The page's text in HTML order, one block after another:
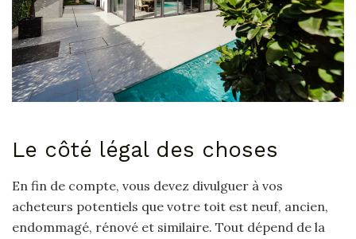
Le côté légal des choses
En fin de compte, vous devez divulguer à vos
acheteurs potentiels que votre toit est neuf, ancien,
endommagé, rénové et similaire. Tout dépend de la